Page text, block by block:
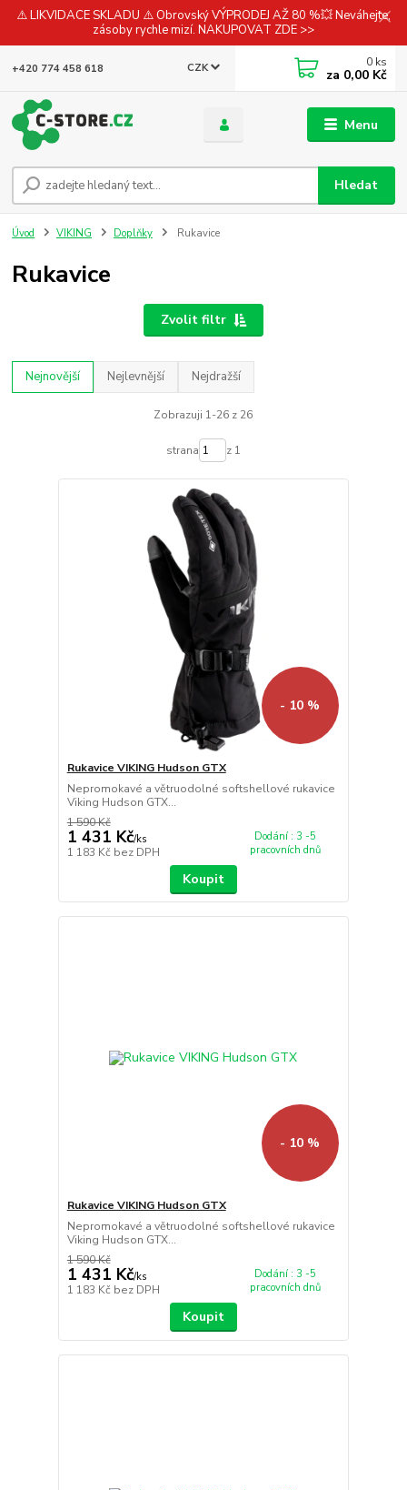
⚠️ LIKVIDACE SKLADU ⚠️ Obrovský VÝPRODEJ AŽ 80 %💥 Neváhejte,
zásoby rychle mizí. NAKUPOVAT ZDE >>
Menu
CZK
Hledat
+420 774 458 618 0 ks
za 0,00 Kč
Úvod VIKING Doplňky Rukavice
Rukavice
Zvolit filtr
Nejnovější Nejlevnější Nejdražší
Zobrazuji 1-26 z 26
strana z 1
- 10 %
Rukavice VIKING Hudson GTX
Nepromokavé a větruodolné softshellové rukavice
Viking Hudson GTX...
1 590 Kč
1 431 Kč/ks
1 183 Kč bez DPH
Dodání : 3 -5
pracovních dnů
Koupit
- 10 %
Rukavice VIKING Hudson GTX
Nepromokavé a větruodolné softshellové rukavice
Viking Hudson GTX...
1 590 Kč
1 431 Kč/ks
1 183 Kč bez DPH
Dodání : 3 -5
pracovních dnů
Koupit